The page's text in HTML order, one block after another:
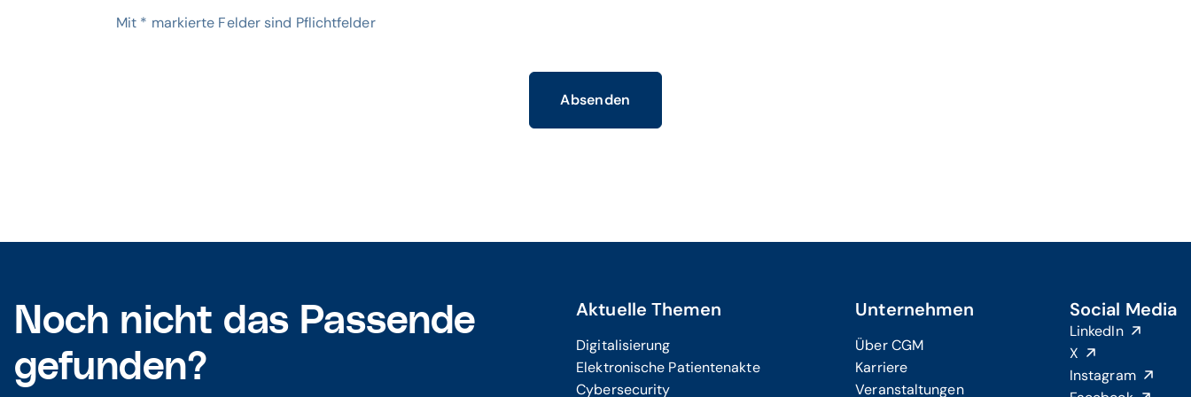
Mit * markierte Felder sind Pflichtfelder
Absenden
Noch nicht das Passende
gefunden?
Aktuelle Themen
Digitalisierung
Elektronische Patientenakte
Cybersecurity
Unternehmen
Über CGM
Karriere
Veranstaltungen
Social Media
LinkedIn
X
Instagram